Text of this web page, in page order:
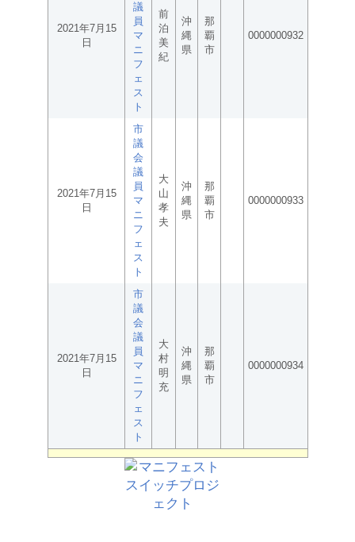
2021年7月15
日
議
員
マ
ニ
フ
ェ
ス
ト
前
泊
美
紀
沖
縄
県
那
覇
市
0000000932
2021年7月15
日
市
議
会
議
員
マ
ニ
フ
ェ
ス
ト
大
山
孝
夫
沖
縄
県
那
覇
市
0000000933
2021年7月15
日
市
議
会
議
員
マ
ニ
フ
ェ
ス
ト
大
村
明
充
沖
縄
県
那
覇
市
0000000934